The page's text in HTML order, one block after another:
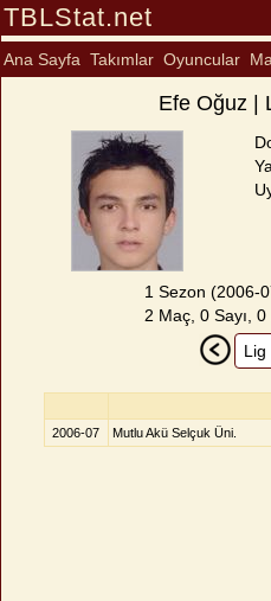
TBLStat.net
Ana Sayfa Takımlar Oyuncular
Efe Oğuz |
1 Sezon (2006-
2 Maç, 0 Sayı,
2006-07 Mutlu Akü Selçuk Üni.